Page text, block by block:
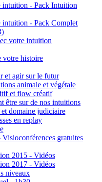
intuition - Pack Intuition
intuition - Pack Complet
votre intuition
votre histoire
et agir sur le futur
animale et végétale
et flow créatif
être sur de nos intuitions
domaine judiciaire
en replay
gratuites
2015 - Vidéos
2017 - Vidéos
niveaux